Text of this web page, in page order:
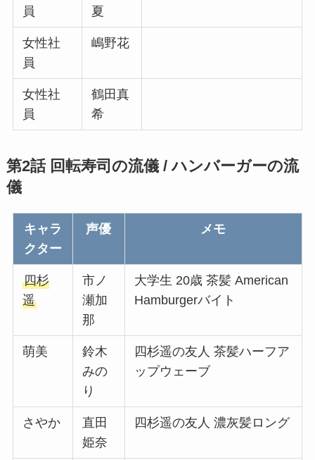
員
夏
女性社
員
嶋野花
女性社
員
鶴田真
希
第2話 回転寿司の流儀 / ハンバーガーの流
儀
キャラ
クター
声優 メモ
四杉
遥
市ノ
瀬加
那
大学生 20歳 茶髪 American
Hamburgerバイト
萌美
鈴木
みの
り
四杉遥の友人 茶髪ハーフア
ップウェーブ
さやか
直田
姫奈
四杉遥の友人 濃灰髪ロング